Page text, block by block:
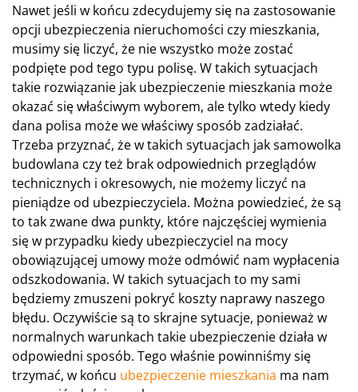
Nawet jeśli w końcu zdecydujemy się na zastosowanie
opcji ubezpieczenia nieruchomości czy mieszkania,
musimy się liczyć, że nie wszystko może zostać
podpięte pod tego typu polisę. W takich sytuacjach
takie rozwiązanie jak ubezpieczenie mieszkania może
okazać się właściwym wyborem, ale tylko wtedy kiedy
dana polisa może we właściwy sposób zadziałać.
Trzeba przyznać, że w takich sytuacjach jak samowolka
budowlana czy też brak odpowiednich przeglądów
technicznych i okresowych, nie możemy liczyć na
pieniądze od ubezpieczyciela. Można powiedzieć, że są
to tak zwane dwa punkty, które najczęściej wymienia
się w przypadku kiedy ubezpieczyciel na mocy
obowiązującej umowy może odmówić nam wypłacenia
odszkodowania. W takich sytuacjach to my sami
będziemy zmuszeni pokryć koszty naprawy naszego
błędu. Oczywiście są to skrajne sytuacje, ponieważ w
normalnych warunkach takie ubezpieczenie działa w
odpowiedni sposób. Tego właśnie powinniśmy się
trzymać, w końcu ubezpieczenie mieszkania ma nam